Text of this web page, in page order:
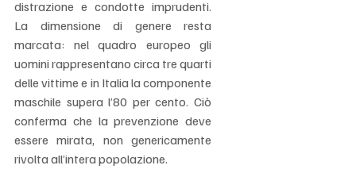
distrazione e condotte imprudenti.
La dimensione di genere resta
marcata: nel quadro europeo gli
uomini rappresentano circa tre quarti
delle vittime e in Italia la componente
maschile supera l’80 per cento. Ciò
conferma che la prevenzione deve
essere mirata, non genericamente
rivolta all’intera popolazione.